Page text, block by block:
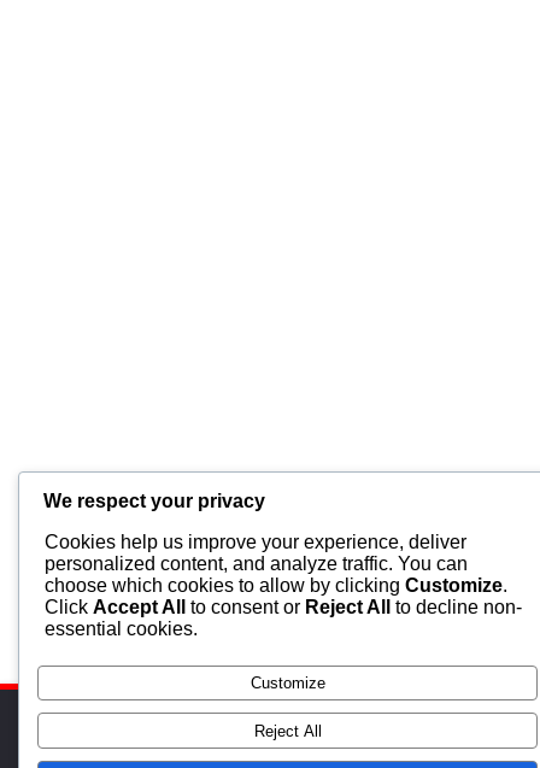
We respect your privacy
Cookies help us improve your experience, deliver
personalized content, and analyze traffic. You can
choose which cookies to allow by clicking Customize.
Click Accept All to consent or Reject All
to decline non-
essential cookies.
Customize
Reject All